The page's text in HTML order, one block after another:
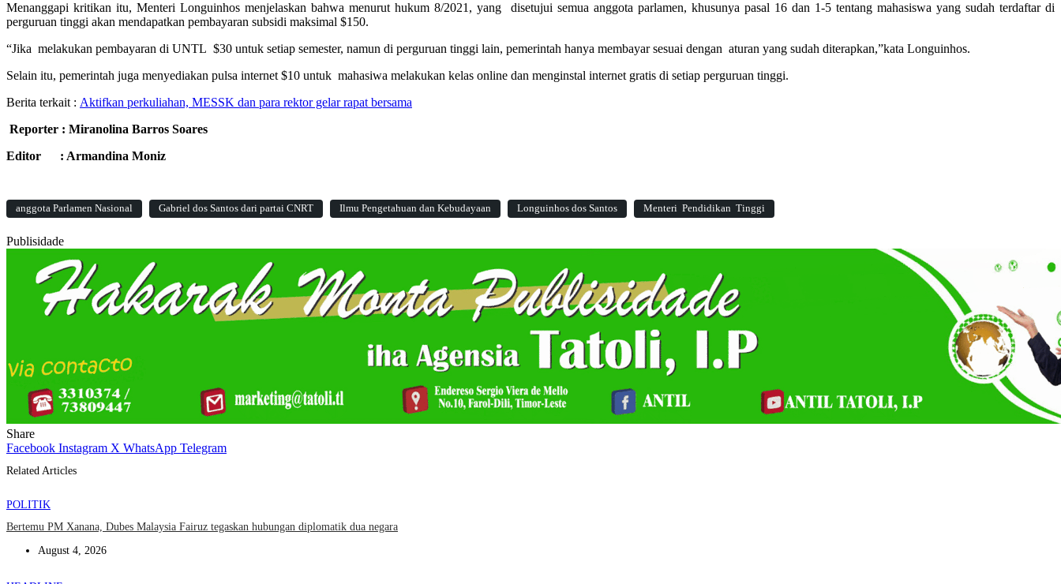
Menanggapi kritikan itu, Menteri Longuinhos menjelaskan bahwa menurut hukum 8/2021, yang disetujui semua anggota parlamen, khusunya pasal 16 dan 1-5 tentang mahasiswa yang sudah terdaftar di
perguruan tinggi akan mendapatkan pembayaran subsidi maksimal $150.
“Jika melakukan pembayaran di UNTL $30 untuk setiap semester, namun di perguruan tinggi lain, pemerintah hanya membayar sesuai dengan aturan yang sudah diterapkan,”kata Longuinhos.
Selain itu, pemerintah juga menyediakan pulsa internet $10 untuk mahasiwa melakukan kelas online dan menginstal internet gratis di setiap perguruan tinggi.
Berita terkait : Aktifkan perkuliahan, MESSK dan para rektor gelar rapat bersama
Reporter : Miranolina Barros Soares
Editor : Armandina Moniz
anggota Parlamen Nasional Gabriel dos Santos dari partai CNRT Ilmu Pengetahuan dan Kebudayaan Longuinhos dos Santos Menteri Pendidikan Tinggi
Publisidade
Share
Facebook Instagram X WhatsApp Telegram
Related Articles
POLITIK
Bertemu PM Xanana, Dubes Malaysia Fairuz tegaskan hubungan diplomatik dua negara
August 4, 2026